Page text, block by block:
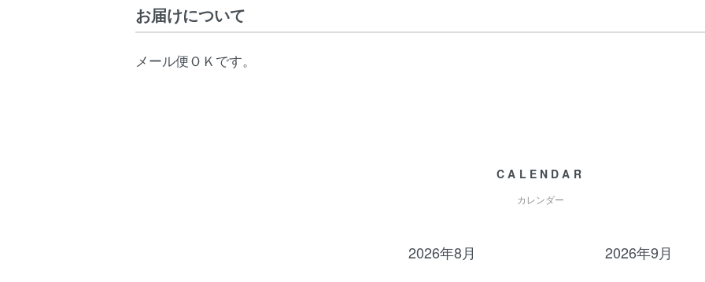
お届けについて
メール便ＯＫです。
CALENDAR
カレンダー
2026年8月 2026年9月